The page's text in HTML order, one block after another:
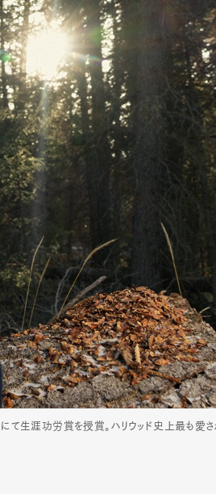
にて生涯功労賞を授賞。ハリウッド史上最も愛さ